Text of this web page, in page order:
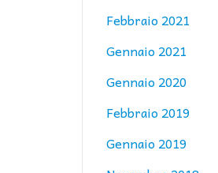
Febbraio 2021
Gennaio 2021
Gennaio 2020
Febbraio 2019
Gennaio 2019